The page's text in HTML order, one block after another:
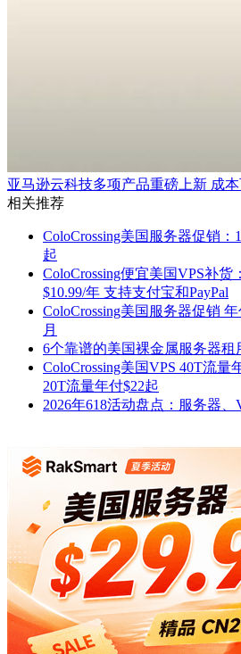
亚马逊云科技多项产品重磅上新 成
相关推荐
ColoCrossing美国服务器促销：
起
ColoCrossing便宜美国VPS补货
$10.99/年 支持支付宝和PayPal
ColoCrossing美国服务器促销
月
6个靠谱的美国裸金属服务器租
ColoCrossing美国VPS 40T流量
20T流量年付$22起
2026年618活动盘点：服务器